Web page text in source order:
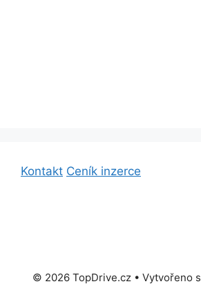
Kontakt Ceník inzerce
© 2026 TopDrive.cz• Vytvořeno s